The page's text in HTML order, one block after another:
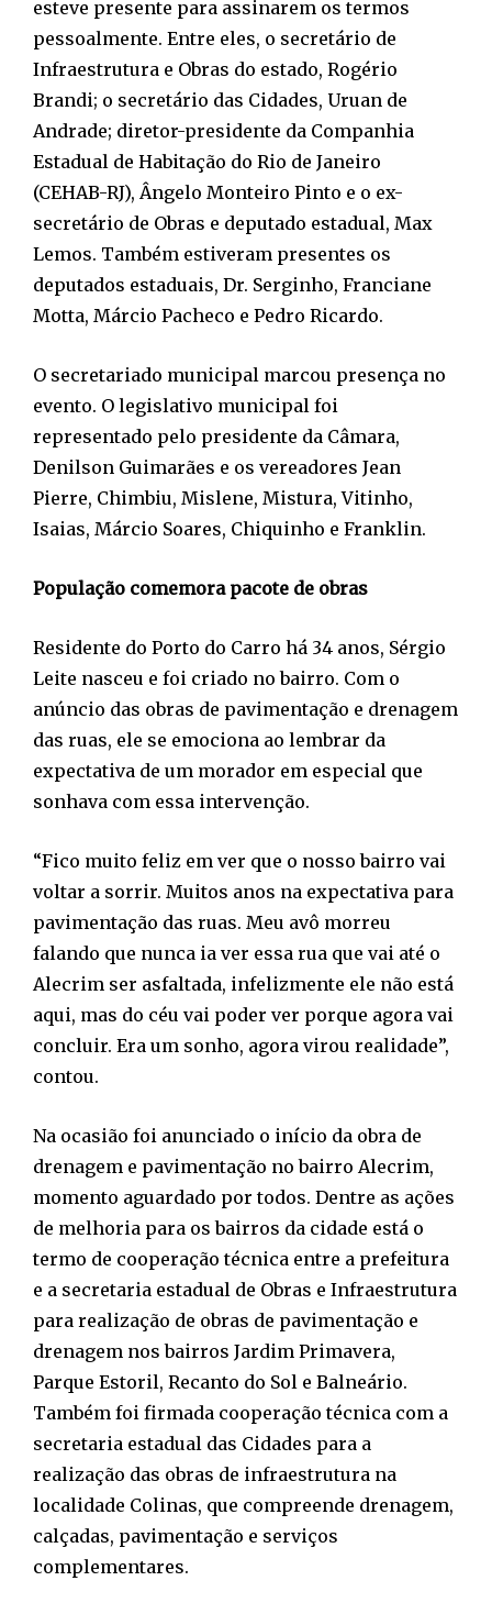
esteve presente para assinarem os termos
pessoalmente. Entre eles, o secretário de
Infraestrutura e Obras do estado, Rogério
Brandi; o secretário das Cidades, Uruan de
Andrade; diretor-presidente da Companhia
Estadual de Habitação do Rio de Janeiro
(CEHAB-RJ), Ângelo Monteiro Pinto e o ex-
secretário de Obras e deputado estadual, Max
Lemos. Também estiveram presentes os
deputados estaduais, Dr. Serginho, Franciane
Motta, Márcio Pacheco e Pedro Ricardo.
O secretariado municipal marcou presença no
evento. O legislativo municipal foi
representado pelo presidente da Câmara,
Denilson Guimarães e os vereadores Jean
Pierre, Chimbiu, Mislene, Mistura, Vitinho,
Isaias, Márcio Soares, Chiquinho e Franklin.
População comemora pacote de obras
Residente do Porto do Carro há 34 anos, Sérgio
Leite nasceu e foi criado no bairro. Com o
anúncio das obras de pavimentação e drenagem
das ruas, ele se emociona ao lembrar da
expectativa de um morador em especial que
sonhava com essa intervenção.
“Fico muito feliz em ver que o nosso bairro vai
voltar a sorrir. Muitos anos na expectativa para
pavimentação das ruas. Meu avô morreu
falando que nunca ia ver essa rua que vai até o
Alecrim ser asfaltada, infelizmente ele não está
aqui, mas do céu vai poder ver porque agora vai
concluir. Era um sonho, agora virou realidade”,
contou.
Na ocasião foi anunciado o início da obra de
drenagem e pavimentação no bairro Alecrim,
momento aguardado por todos. Dentre as ações
de melhoria para os bairros da cidade está o
termo de cooperação técnica entre a prefeitura
e a secretaria estadual de Obras e Infraestrutura
para realização de obras de pavimentação e
drenagem nos bairros Jardim Primavera,
Parque Estoril, Recanto do Sol e Balneário.
Também foi firmada cooperação técnica com a
secretaria estadual das Cidades para a
realização das obras de infraestrutura na
localidade Colinas, que compreende drenagem,
calçadas, pavimentação e serviços
complementares.